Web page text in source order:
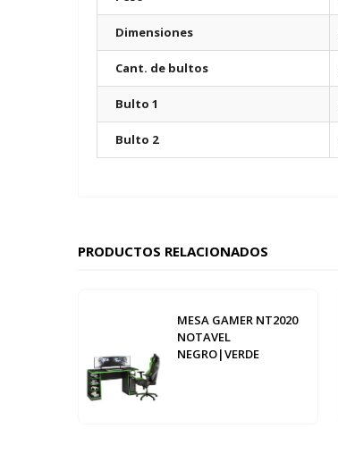
Dimensiones
Cant. de bultos
Bulto 1
Bulto 2
PRODUCTOS RELACIONADOS
MESA GAMER NT2020
NOTAVEL
NEGRO|VERDE